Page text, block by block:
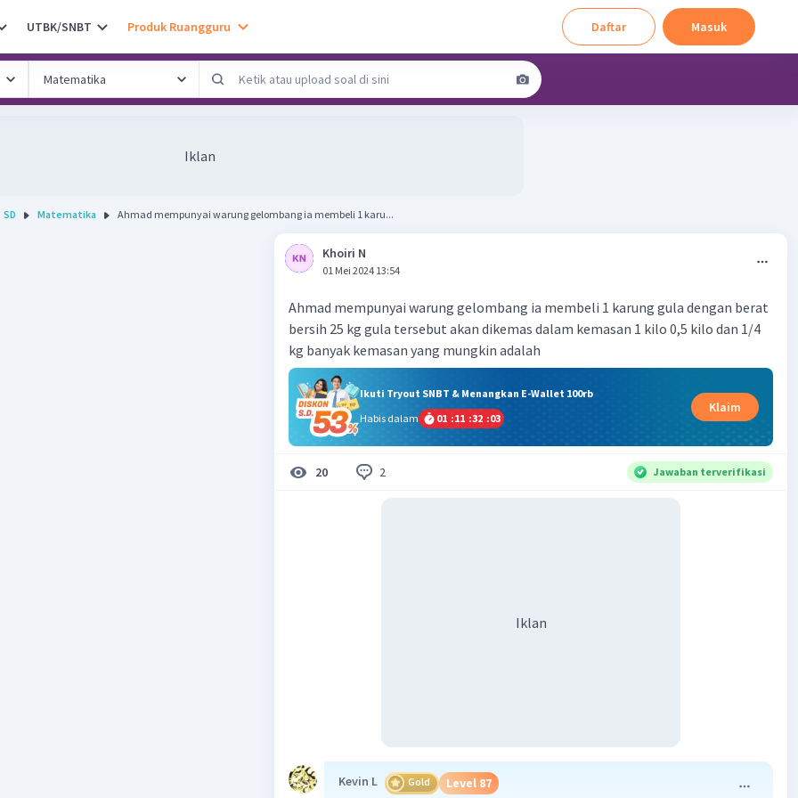
UTBK/SNBT Produk Ruangguru Daftar Masuk
Iklan
SD Matematika Ahmad mempunyai warung gelombang ia membeli 1 karu...
Khoiri N
01 Mei 2024 13:54
Ahmad mempunyai warung gelombang ia membeli 1 karung gula dengan berat
bersih 25 kg gula tersebut akan dikemas dalam kemasan 1 kilo 0,5 kilo dan 1/4
kg banyak kemasan yang mungkin adalah
Ikuti Tryout SNBT & Menangkan E-Wallet 100rb
Habis dalam
01 :11 :32 :02
Klaim
20 2 Jawaban terverifikasi
Iklan
Kevin L Gold Level 87